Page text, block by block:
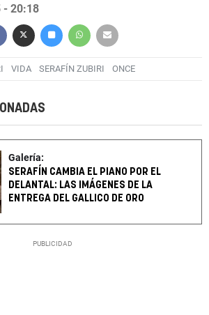
- 20:18
VIDA SERAFÍN ZUBIRI ONCE
Galería:
SERAFÍN CAMBIA EL PIANO POR EL
DELANTAL: LAS IMÁGENES DE LA
ENTREGA DEL GALLICO DE ORO